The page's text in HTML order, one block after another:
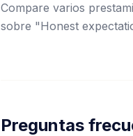
Compare varios
sobre "Honest
Preguntas